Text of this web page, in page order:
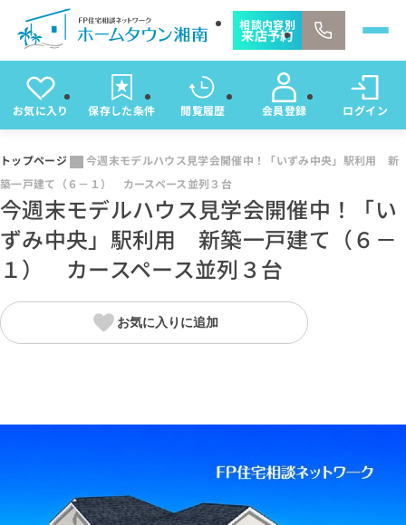
相談内容別
来店予約
お気に入り 保存した条件 閲覧履歴 会員登録 ログイン
トップページ
今週末モデルハウス見学会開催中！「いずみ中央」駅利用 新
築一戸建て（６－１） カースペース並列３台
今週末モデルハウス見学会開催中！「い
ずみ中央」駅利用 新築一戸建て（６－
１） カースペース並列３台
お気に入りに追加